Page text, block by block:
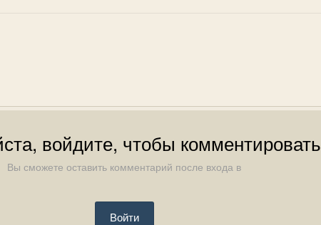
войдите, чтобы комментировать
Вы сможете оставить комментарий после входа в
Войти